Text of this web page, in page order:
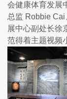
会健康体育发展
总监 Robbie
展中心副处长徐
范得着主题视频